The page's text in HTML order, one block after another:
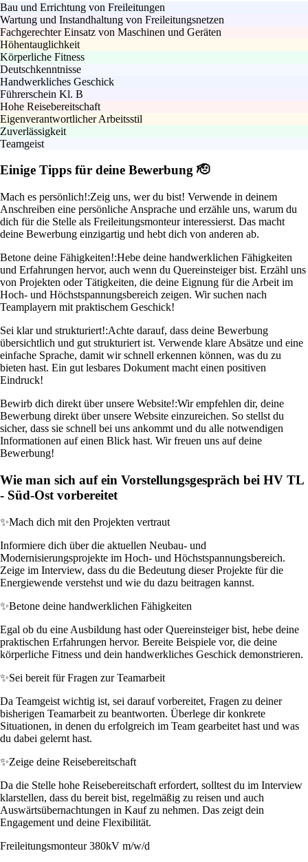
Bau und Errichtung von Freileitungen
Wartung und Instandhaltung von Freileitungsnetzen
Fachgerechter Einsatz von Maschinen und Geräten
Höhentauglichkeit
Körperliche Fitness
Deutschkenntnisse
Handwerkliches Geschick
Führerschein Kl. B
Hohe Reisebereitschaft
Eigenverantwortlicher Arbeitsstil
Zuverlässigkeit
Teamgeist
Einige Tipps für deine Bewerbung 🫡
Mach es persönlich!:Zeig uns, wer du bist! Verwende in deinem
Anschreiben eine persönliche Ansprache und erzähle uns, warum du
dich für die Stelle als Freileitungsmonteur interessierst. Das macht
deine Bewerbung einzigartig und hebt dich von anderen ab.
Betone deine Fähigkeiten!:Hebe deine handwerklichen Fähigkeiten
und Erfahrungen hervor, auch wenn du Quereinsteiger bist. Erzähl uns
von Projekten oder Tätigkeiten, die deine Eignung für die Arbeit im
Hoch- und Höchstspannungsbereich zeigen. Wir suchen nach
Teamplayern mit praktischem Geschick!
Sei klar und strukturiert!:Achte darauf, dass deine Bewerbung
übersichtlich und gut strukturiert ist. Verwende klare Absätze und eine
einfache Sprache, damit wir schnell erkennen können, was du zu
bieten hast. Ein gut lesbares Dokument macht einen positiven
Eindruck!
Bewirb dich direkt über unsere Website!:Wir empfehlen dir, deine
Bewerbung direkt über unsere Website einzureichen. So stellst du
sicher, dass sie schnell bei uns ankommt und du alle notwendigen
Informationen auf einen Blick hast. Wir freuen uns auf deine
Bewerbung!
Wie man sich auf ein Vorstellungsgespräch bei HV TL
- Süd-Ost vorbereitet
✨Mach dich mit den Projekten vertraut
Informiere dich über die aktuellen Neubau- und
Modernisierungsprojekte im Hoch- und Höchstspannungsbereich.
Zeige im Interview, dass du die Bedeutung dieser Projekte für die
Energiewende verstehst und wie du dazu beitragen kannst.
✨Betone deine handwerklichen Fähigkeiten
Egal ob du eine Ausbildung hast oder Quereinsteiger bist, hebe deine
praktischen Erfahrungen hervor. Bereite Beispiele vor, die deine
körperliche Fitness und dein handwerkliches Geschick demonstrieren.
✨Sei bereit für Fragen zur Teamarbeit
Da Teamgeist wichtig ist, sei darauf vorbereitet, Fragen zu deiner
bisherigen Teamarbeit zu beantworten. Überlege dir konkrete
Situationen, in denen du erfolgreich im Team gearbeitet hast und was
du dabei gelernt hast.
✨Zeige deine Reisebereitschaft
Da die Stelle hohe Reisebereitschaft erfordert, solltest du im Interview
klarstellen, dass du bereit bist, regelmäßig zu reisen und auch
Auswärtsübernachtungen in Kauf zu nehmen. Das zeigt dein
Engagement und deine Flexibilität.
Freileitungsmonteur 380kV m/w/d